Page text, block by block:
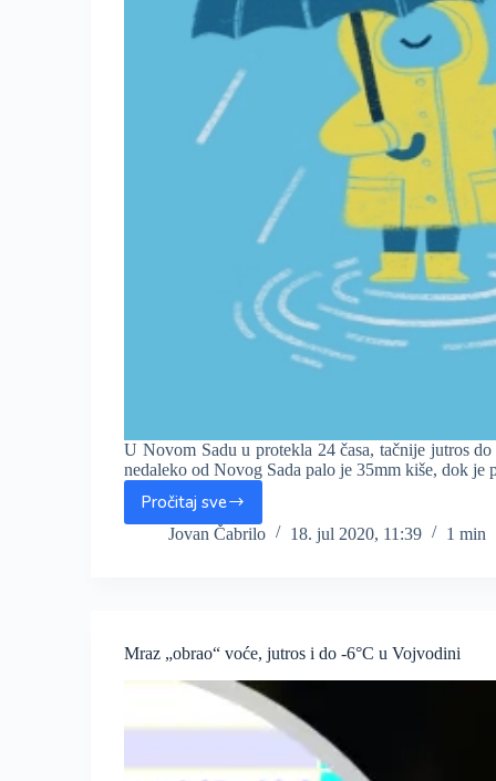
U Novom Sadu u protekla 24 časa, tačnije jutros
nedaleko od Novog Sada palo je 35mm kiše, dok
Pročitaj sve
U
protekla
25mm
kiše,
ponegde
Jovan Čabrilo 18. jul 2020, 11:39 1 min
Mraz „obrao“ voće, jutros i do -6°C u Vojvodini